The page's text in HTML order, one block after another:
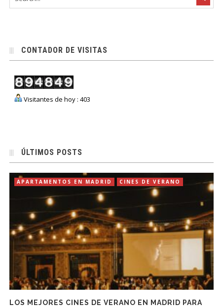
CONTADOR DE VISITAS
Visitantes de hoy : 403
ÚLTIMOS POSTS
APARTAMENTOS EN MADRID CINES DE VERANO
LOS MEJORES CINES DE VERANO EN MADRID PARA